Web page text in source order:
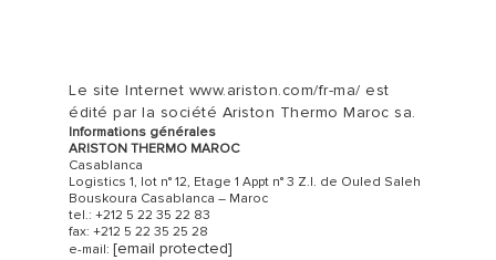
Le site Internet www.ariston.com/fr-ma/ est
édité par la société Ariston Thermo Maroc sa.
Informations générales
ARISTON THERMO MAROC
Casablanca
Logistics 1, lot n° 12, Etage 1 Appt n° 3 Z.I. de Ouled Saleh
Bouskoura Casablanca – Maroc
tel.: +212 5 22 35 22 83
fax: +212 5 22 35 25 28
e-mail: [email protected]